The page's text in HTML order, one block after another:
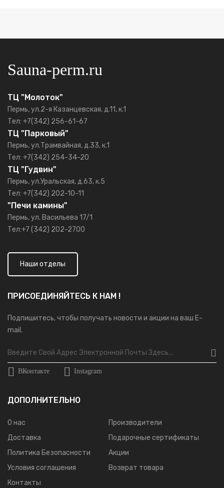
Sauna-perm.ru
ТЦ "Молоток"
Пермь, ул.2-я Казанцевская, д.11, к.1
Тел: +7(342) 256-61-67
ТЦ "Парковый"
Пермь, ул.Трамвайная, д.33, к.1
Тел: +7(342) 254-34-20
ТЦ "Гудвин"
Пермь, ул.Уральская, д.63, к.5
Тел: +7(342) 202-10-11
"Печи камины"
Пермь, ул. Васильева 17/1
Тел:+7 (342) 202-2700
Наши отделы
ПРИСОЕДИНЯЙТЕСЬ К НАМ !
Подпишитесь, чтобы получать новости и акции на ваш E-
mail.
ВКонтакте Instagram
ДОПОЛНИТЕЛЬНО
О нас
Доставка
Политика Безопасности
Условия соглашения
Контакты
Производители
Подарочные сертификаты
Акции
Возврат товара